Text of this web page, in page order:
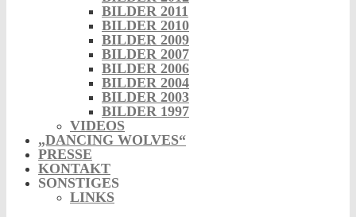
BILDER 2011
BILDER 2010
BILDER 2009
BILDER 2007
BILDER 2006
BILDER 2004
BILDER 2003
BILDER 1997
VIDEOS
„DANCING WOLVES“
PRESSE
KONTAKT
SONSTIGES
LINKS